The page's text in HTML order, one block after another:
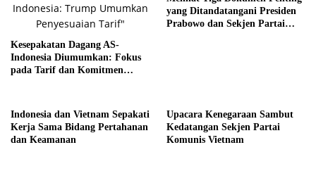
Kesepakatan Dagang AS-
Indonesia Diumumkan: Fokus
pada Tarif dan Komitmen
yang Ditandatangani Presiden
Prabowo dan Sekjen Partai
Indonesia dan Vietnam Sepakati
Kerja Sama Bidang Pertahanan
dan Keamanan
Upacara Kenegaraan Sambut
Kedatangan Sekjen Partai
Komunis Vietnam